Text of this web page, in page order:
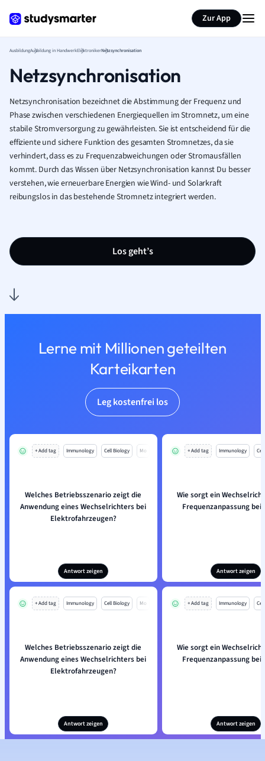
Zur App
AusbildungAusbildung in HandwerkElektronikerNetzsynchronisation
Netzsynchronisation
Netzsynchronisation bezeichnet die Abstimmung der Frequenz und
Phase zwischen verschiedenen Energiequellen im Stromnetz, um eine
stabile Stromversorgung zu gewährleisten. Sie ist entscheidend für die
effiziente und sichere Funktion des gesamten Stromnetzes, da sie
verhindert, dass es zu Frequenzabweichungen oder Stromausfällen
kommt. Durch das Wissen über Netzsynchronisation kannst Du besser
verstehen, wie erneuerbare Energien wie Wind- und Solarkraft
reibungslos in das bestehende Stromnetz integriert werden.
Los geht’s
Lerne mit Millionen geteilten
Karteikarten
Leg kostenfrei los
+ Add tag Immunology Cell Biology Mo
Welches Betriebsszenario zeigt die
Anwendung eines Wechselrichters bei
Elektrofahrzeugen?
Antwort zeigen
+ Add tag Immunology
Wie sorgt ein
Frequenzanpassung
Antwort zeigen
+ Add tag Immunology Cell Biology Mo
Welches Betriebsszenario zeigt die
Anwendung eines Wechselrichters bei
Elektrofahrzeugen?
Antwort zeigen
+ Add tag Immunology
Wie sorgt ein
Frequenzanpassung
Antwort zeigen